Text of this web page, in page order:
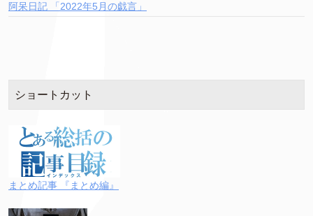
阿呆日記 「2022年5月の戯言」
ショートカット
まとめ記事 『まとめ編』